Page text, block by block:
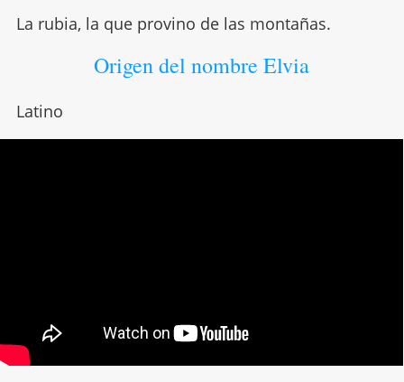
La rubia, la que provino de las montañas.
Origen del nombre Elvia
Latino